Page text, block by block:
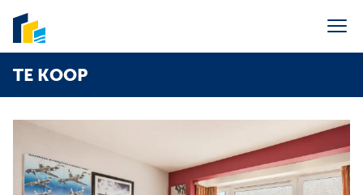
Portaal syndic
Verkoop
Vakantieverhuur
TE KOOP